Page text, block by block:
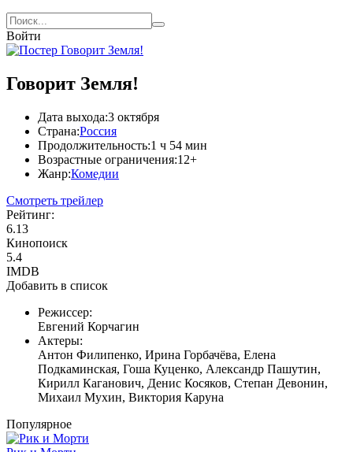
Войти
Говорит Земля!
Дата выхода:3 октября
Страна:Россия
Продолжительность:1 ч 54 мин
Возрастные ограничения:12+
Жанр:Комедии
Смотреть трейлер
Рейтинг:
6.13
Кинопоиск
5.4
IMDB
Добавить в список
Режиссер:
Евгений Корчагин
Актеры:
Антон Филипенко, Ирина Горбачёва, Елена
Подкаминская, Гоша Куценко, Александр Пашутин,
Кирилл Каганович, Денис Косяков, Степан Девонин,
Михаил Мухин, Виктория Каруна
Популярное